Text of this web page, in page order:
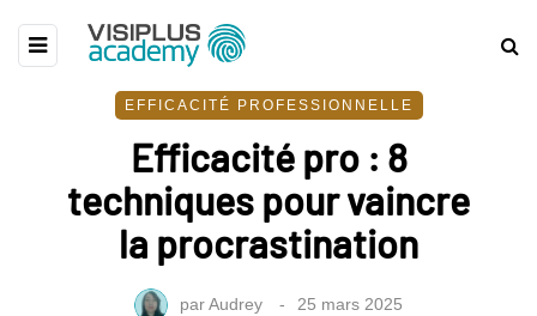
EFFICACITÉ PROFESSIONNELLE
Efficacité pro : 8
techniques pour vaincre
la procrastination
parAudrey 25 mars 2025